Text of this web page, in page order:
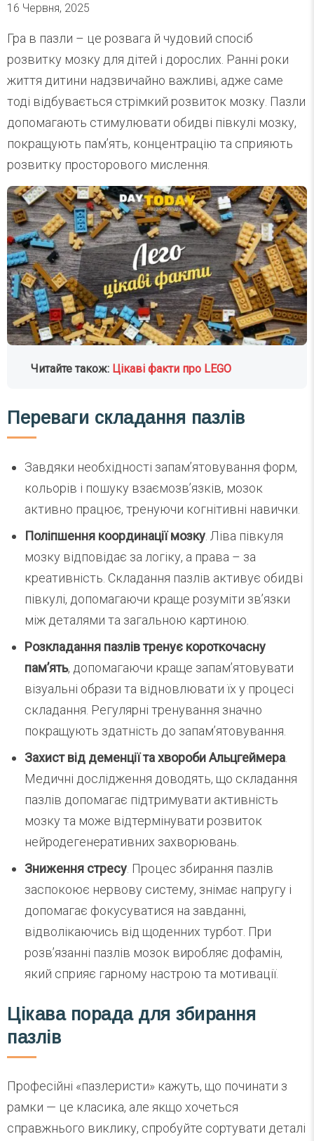
16 Червня, 2025
Гра в пазли – це розвага й чудовий спосіб
розвитку мозку для дітей і дорослих. Ранні роки
життя дитини надзвичайно важливі, адже саме
тоді відбувається стрімкий розвиток мозку. Пазли
допомагають стимулювати обидві півкулі мозку,
покращують пам’ять, концентрацію та сприяють
розвитку просторового мислення.
Читайте також: Цікаві факти про LEGO
Переваги складання пазлів
Завдяки необхідності запам’ятовування форм,
кольорів і пошуку взаємозв’язків, мозок
активно працює, тренуючи когнітивні навички.
Поліпшення координації мозку . Ліва півкуля
мозку відповідає за логіку, а права – за
креативність. Складання пазлів активує обидві
півкулі, допомагаючи краще розуміти зв’язки
між деталями та загальною картиною.
Розкладання пазлів тренує короткочасну
пам’ять, допомагаючи краще запам’ятовувати
візуальні образи та відновлювати їх у процесі
складання. Регулярні тренування значно
покращують здатність до запам’ятовування.
Захист від деменції та хвороби Альцгеймера
Медичні дослідження доводять, що складання
пазлів допомагає підтримувати активність
мозку та може відтермінувати розвиток
нейродегенеративних захворювань.
Зниження стресу . Процес збирання пазлів
заспокоює нервову систему, знімає напругу і
допомагає фокусуватися на завданні,
відволікаючись від щоденних турбот. При
розв’язанні пазлів мозок виробляє дофамін,
який сприяє гарному настрою та мотивації.
Цікава порада для збирання
пазлів
Професійні «пазлеристи» кажуть, що починати з
рамки — це класика, але якщо хочеться
справжнього виклику, спробуйте сортувати деталі